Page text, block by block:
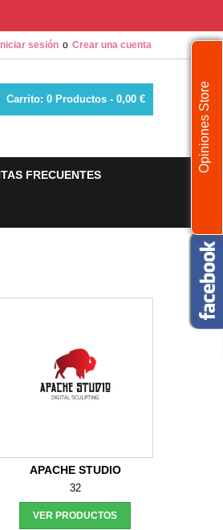
Iniciar sesión o Crear una cuenta
Carrito: 0 Productos - 0,00 €
FRECUENTES
APACHE STUDIO
32
VER PRODUCTOS
Opiniones Store